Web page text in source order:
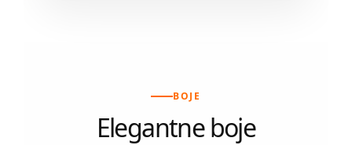
BOJE
Elegantne boje